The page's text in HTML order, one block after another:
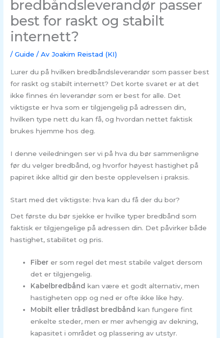
bredbåndsleverandør passer
best for raskt og stabilt
internett?
/Guide / Av Joakim Reistad (KI)
Lurer du på hvilken bredbåndsleverandør som passer best
for raskt og stabilt internett? Det korte svaret er at det
ikke finnes én leverandør som er best for alle. Det
viktigste er hva som er tilgjengelig på adressen din,
hvilken type nett du kan få, og hvordan nettet faktisk
brukes hjemme hos deg.
I denne veiledningen ser vi på hva du bør sammenligne
før du velger bredbånd, og hvorfor høyest hastighet på
papiret ikke alltid gir den beste opplevelsen i praksis.
Start med det viktigste: hva kan du få der du bor?
Det første du bør sjekke er hvilke typer bredbånd som
faktisk er tilgjengelige på adressen din. Det påvirker både
hastighet, stabilitet og pris.
Fiber er som regel det mest stabile valget dersom
det er tilgjengelig.
Kabelbredbånd kan være et godt alternativ, men
hastigheten opp og ned er ofte ikke like høy.
Mobilt eller trådløst bredbånd kan fungere fint
enkelte steder, men er mer avhengig av dekning,
kapasitet i området og plassering av utstyr.